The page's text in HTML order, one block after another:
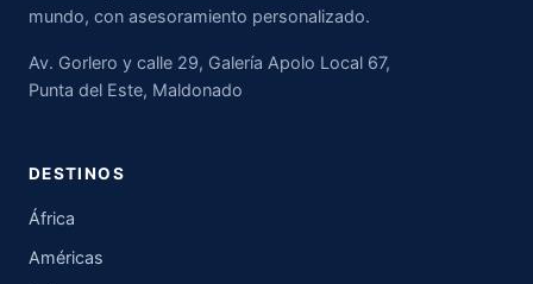
mundo, con asesoramiento personalizado.
Av. Gorlero y calle 29, Galería Apolo Local 67,
Punta del Este, Maldonado
DESTINOS
África
Américas